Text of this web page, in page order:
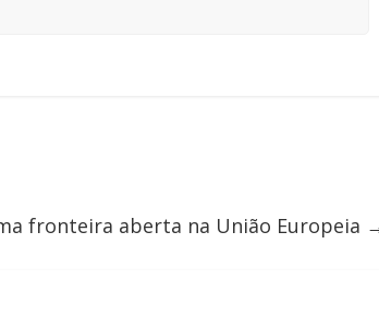
fronteira aberta na União Europeia